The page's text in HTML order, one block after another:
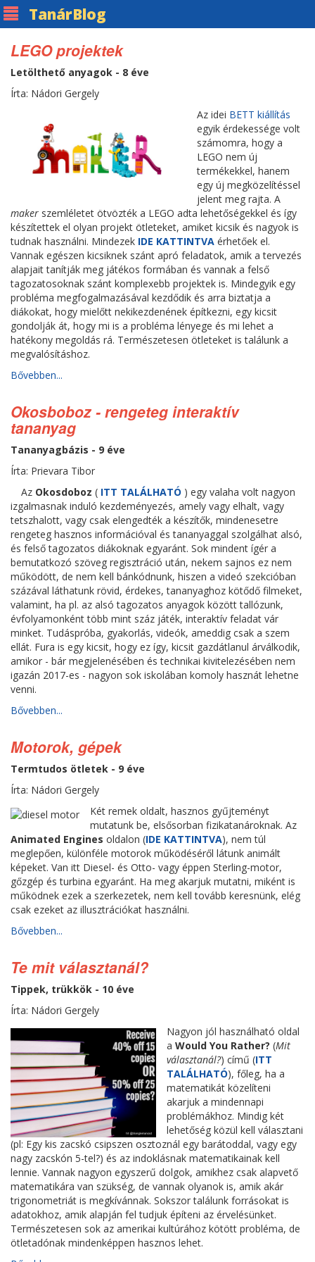
TanárBlog
LEGO projektek
Letölthető anyagok - 8 éve
Írta: Nádori Gergely
Az idei BETT kiállítás
egyik érdekessége volt
számomra, hogy a
LEGO nem új
termékekkel, hanem
egy új megközelítéssel
jelent meg rajta. A
maker szemléletet ötvözték a LEGO adta lehetőségekkel és így
készítettek el olyan projekt ötleteket, amiket kicsik és nagyok is
tudnak használni. Mindezek IDE KATTINTVA érhetőek el.
Vannak egészen kicsiknek szánt apró feladatok, amik a tervezés
alapjait tanítják meg játékos formában és vannak a felső
tagozatosoknak szánt komplexebb projektek is. Mindegyik egy
probléma megfogalmazásával kezdődik és arra biztatja a
diákokat, hogy mielőtt nekikezdenének építkezni, egy kicsit
gondolják át, hogy mi is a probléma lényege és mi lehet a
hatékony megoldás rá. Természetesen ötleteket is találunk a
megvalósításhoz.
Bővebben...
Okosboboz - rengeteg interaktív
tananyag
Tananyagbázis - 9 éve
Írta: Prievara Tibor
Az Okosdoboz ( ITT TALÁLHATÓ ) egy valaha volt nagyon
izgalmasnak induló kezdeményezés, amely vagy elhalt, vagy
tetszhalott, vagy csak elengedték a készítők, mindenesetre
rengeteg hasznos információval és tananyaggal szolgálhat alsó,
és felső tagozatos diákoknak egyaránt. Sok mindent ígér a
bemutatkozó szöveg regisztráció után, nekem sajnos ez nem
működött, de nem kell bánkódnunk, hiszen a videó szekcióban
százával láthatunk rövid, érdekes, tananyaghoz kötődő filmeket,
valamint, ha pl. az alsó tagozatos anyagok között tallózunk,
évfolyamonként több mint száz játék, interaktív feladat vár
minket. Tudáspróba, gyakorlás, videók, ameddig csak a szem
ellát. Fura is egy kicsit, hogy ez így, kicsit gazdátlanul árválkodik,
amikor - bár megjelenésében és technikai kivitelezésében nem
igazán 2017-es - nagyon sok iskolában komoly hasznát lehetne
venni.
Bővebben...
Motorok, gépek
Termtudos ötletek - 9 éve
Írta: Nádori Gergely
Két remek oldalt, hasznos gyűjteményt
mutatunk be, elsősorban fizikatanároknak. Az
Animated Engines oldalon (IDE KATTINTVA), nem túl
meglepően, különféle motorok működéséről látunk animált
képeket. Van itt Diesel- és Otto- vagy éppen Sterling-motor,
gőzgép és turbina egyaránt. Ha meg akarjuk mutatni, miként is
működnek ezek a szerkezetek, nem kell tovább keresnünk, elég
csak ezeket az illusztrációkat használni.
Bővebben...
Te mit választanál?
Tippek, trükkök - 10 éve
Írta: Nádori Gergely
Nagyon jól használható oldal
a Would You Rather? (Mit
választanál?) című (ITT
TALÁLHATÓ), főleg, ha a
matematikát közelíteni
akarjuk a mindennapi
problémákhoz. Mindig két
lehetőség közül kell választani
(pl: Egy kis zacskó csipszen osztoznál egy barátoddal, vagy egy
nagy zacskón 5-tel?) és az indoklásnak matematikainak kell
lennie. Vannak nagyon egyszerű dolgok, amikhez csak alapvető
matematikára van szükség, de vannak olyanok is, amik akár
trigonometriát is megkívánnak. Sokszor találunk forrásokat is
adatokhoz, amik alapján fel tudjuk építeni az érvelésünket.
Természetesen sok az amerikai kultúrához kötött probléma, de
ötletadónak mindenképpen hasznos lehet.